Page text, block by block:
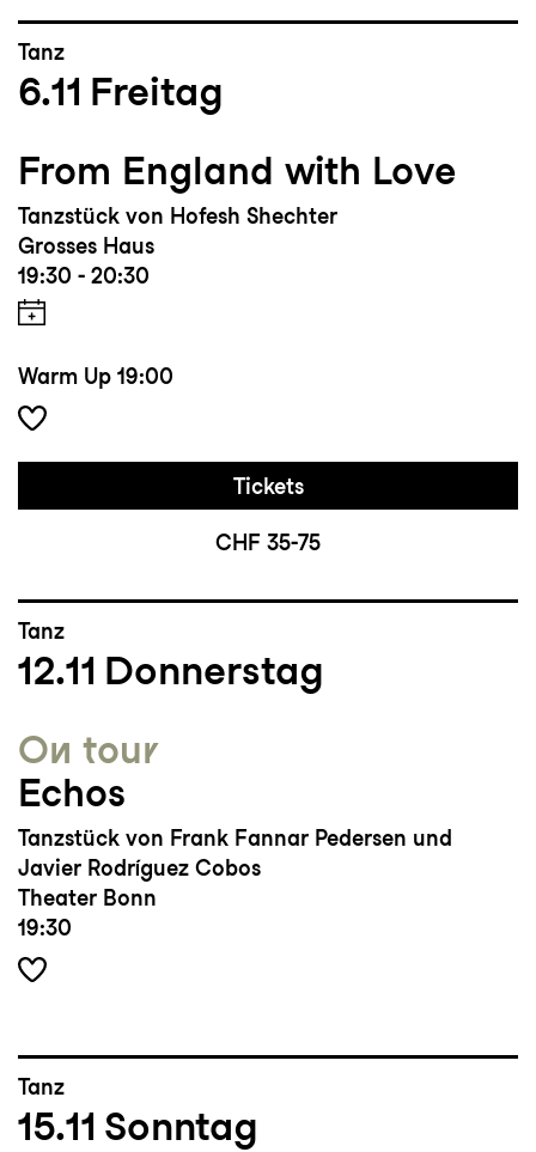
Tanz
6.11 Freitag
From England with Love
Tanzstück von Hofesh Shechter
Grosses Haus
19:30 - 20:30
Warm Up 19:00
Tickets
CHF 35-75
Tanz
12.11 Donnerstag
On tour
Echos
Tanzstück von Frank Fannar Pedersen und
Javier Rodríguez Cobos
Theater Bonn
19:30
Tanz
15.11 Sonntag